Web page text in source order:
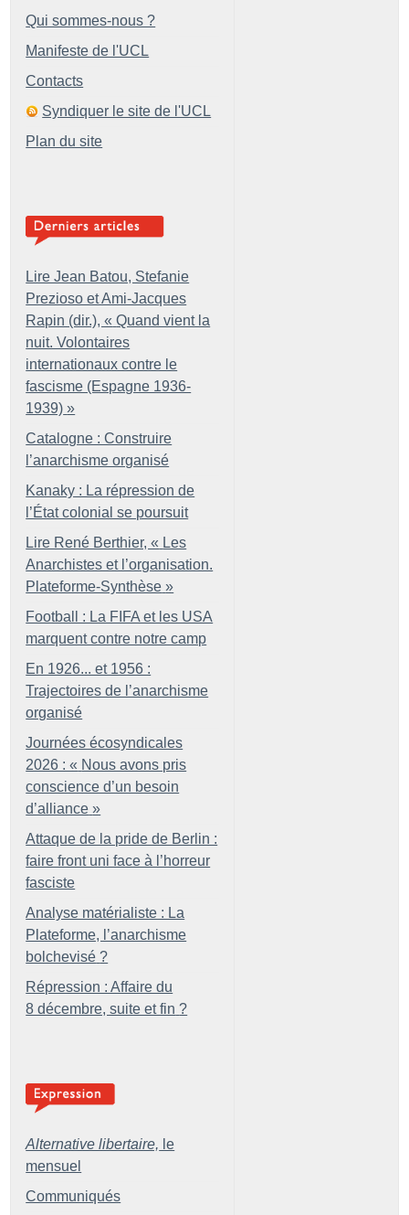
Qui sommes-nous ?
Manifeste de l'UCL
Contacts
Syndiquer le site de l'UCL
Plan du site
Lire Jean Batou, Stefanie
Prezioso et Ami-Jacques
Rapin (dir.), « Quand vient la
nuit. Volontaires
internationaux contre le
fascisme (Espagne 1936-
1939) »
Catalogne : Construire
l’anarchisme organisé
Kanaky : La répression de
l’État colonial se poursuit
Lire René Berthier, « Les
Anarchistes et l’organisation.
Plateforme-Synthèse »
Football : La FIFA et les USA
marquent contre notre camp
En 1926... et 1956 :
Trajectoires de l’anarchisme
organisé
Journées écosyndicales
2026 : « Nous avons pris
conscience d’un besoin
d’alliance »
Attaque de la pride de Berlin :
faire front uni face à l’horreur
fasciste
Analyse matérialiste : La
Plateforme, l’anarchisme
bolchevisé ?
Répression : Affaire du
8 décembre, suite et fin ?
Alternative libertaire, le
mensuel
Communiqués